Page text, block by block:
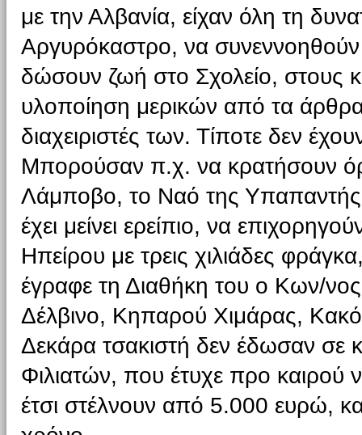
με την Αλβανία, είχαν όλη τη
Αργυρόκαστρο, να συνεννοηθούν
δώσουν ζωή στο Σχολείο, στους
υλοποίηση μερικών από τα
διαχειριστές των. Τίποτε δεν
Μπορούσαν π.χ. να κρατήσουν
Λάμποβο, το Ναό της
έχει μείνει ερείπιο, να
Ηπείρου με τρεις χιλιάδες
έγραφε τη Διαθήκη του ο Κων/
Δέλβινο, Κηπαρού Χιμάρας,
Δεκάρα τσακιστή δεν έδωσαν σε
Φιλιατών, που έτυχε προ καιρού
έτσι στέλνουν από 5.000 ευρώ,